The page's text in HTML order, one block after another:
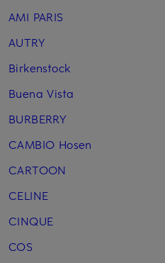
AMI PARIS
AUTRY
Birkenstock
Buena Vista
BURBERRY
CAMBIO Hosen
CARTOON
CELINE
CINQUE
COS